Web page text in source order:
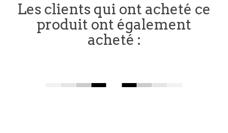
Les clients qui ont acheté ce
produit ont également
acheté :